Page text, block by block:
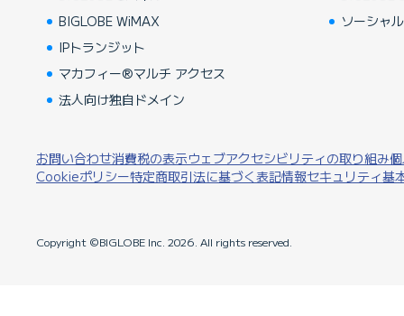
BIGLOBE WiMAX
IPトランジット
マカフィー®マルチ アクセス
法人向け独自ドメイン
ソーシャ
お問い合わせ消費税の表示ウェブアクセシビリティの取り組み
Cookieポリシー特定商取引法に基づく表記情報セキュリティ基
Copyright ©BIGLOBE Inc. 2026. All rights reserved.